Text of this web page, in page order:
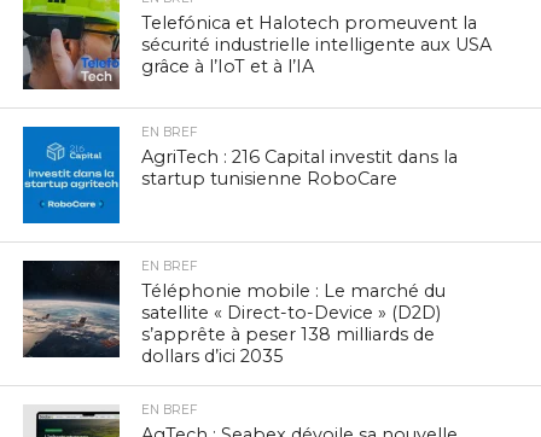
Telefónica et Halotech promeuvent la
sécurité industrielle intelligente aux USA
grâce à l’IoT et à l’IA
EN BREF
AgriTech : 216 Capital investit dans la
startup tunisienne RoboCare
EN BREF
Téléphonie mobile : Le marché du
satellite « Direct-to-Device » (D2D)
s’apprête à peser 138 milliards de
dollars d’ici 2035
EN BREF